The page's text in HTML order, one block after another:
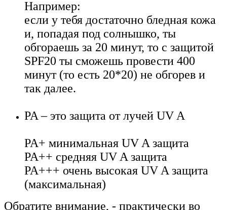
Например:
если у тебя достаточно бледная кожа
и, попадая под солнышко, ты
обгораешь за 20 минут, то с защитой
SPF20 ты сможешь провести 400
минут (то есть 20*20) не обгорев и
так далее.
PA – это защита от лучей UV A
PA+ минимальная UV A защита
PA++ средняя UV A защита
PA+++ очень высокая UV A защита
(максимальная)
Обратите внимание, - практически во